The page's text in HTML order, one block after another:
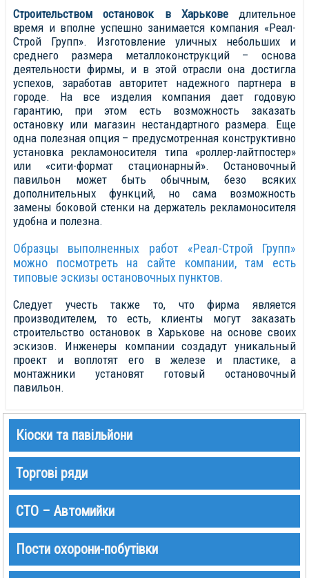
Строительством остановок в Харьковедлительное
время и вполне успешно занимается компания «Реал-
Строй Групп». Изготовление уличных небольших и
среднего размера металлоконструкций – основа
деятельности фирмы, и в этой отрасли она достигла
успехов, заработав авторитет надежного партнера в
городе. На все изделия компания дает годовую
гарантию, при этом есть возможность заказать
остановку или магазин нестандартного размера. Еще
одна полезная опция – предусмотренная конструктивно
установка рекламоносителя типа «роллер-лайтпостер»
или «сити-формат стационарный». Остановочный
павильон может быть обычным, безо всяких
дополнительных функций, но сама возможность
замены боковой стенки на держатель рекламоносителя
удобна и полезна.
Образцы выполненных работ «Реал-Строй Групп»
можно посмотреть на сайте компании, там есть
типовые эскизы остановочных пунктов.
Следует учесть также то, что фирма является
производителем, то есть, клиенты могут заказать
строительство остановок в Харькове на основе своих
эскизов. Инженеры компании создадут уникальный
проект и воплотят его в железе и пластике, а
монтажники установят готовый остановочный
павильон.
Кіоски та павільйони
Торгові ряди
СТО – Автомийки
Пости охорони-побутівки